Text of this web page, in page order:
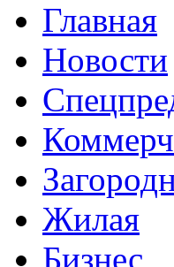
Главная
Новости
Жилая
Бизнес